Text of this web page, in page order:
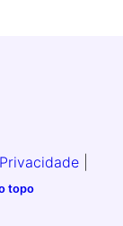
topo